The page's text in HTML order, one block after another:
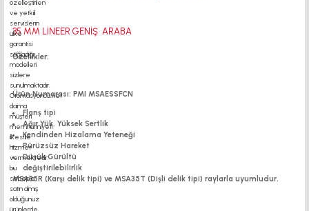
35 MM LİNEER GENİŞ ARABA
Özellikler:
Ürün Numarası: PMI MSAESSFCN
Flanş tipi
Ağır Yük, Yüksek Sertlik
Kendinden Hizalama Yeteneği
Pürüzsüz Hareket
Düşük Gürültü
değiştirilebilirlik
MSA35R (Karşı delik tipi) ve MSA35T (Dişli delik tipi) raylarla uyumludur.